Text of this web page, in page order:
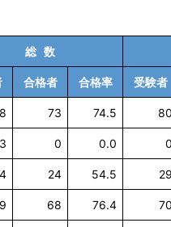
総 数
合格者 合格率 受験者
73 74.5 80
3 0 0.0 0
24 54.5 29
68 76.4 70